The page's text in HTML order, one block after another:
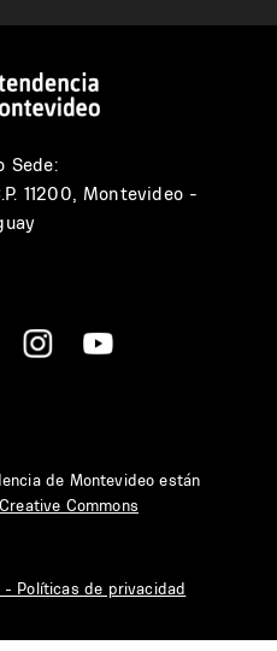
Sede:
11200, Montevideo -
de Montevideo están
Creative Commons
- Políticas de privacidad